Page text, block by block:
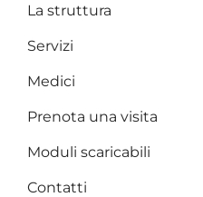
La struttura
Servizi
Medici
Prenota una visita
Moduli scaricabili
Contatti